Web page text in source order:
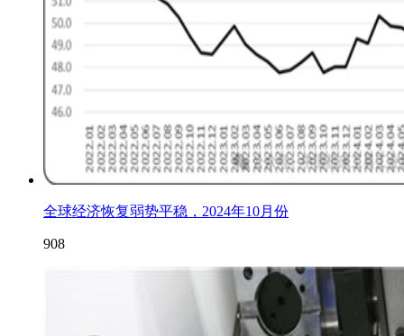
全球经济恢复弱势平稳，2024年10月份
908